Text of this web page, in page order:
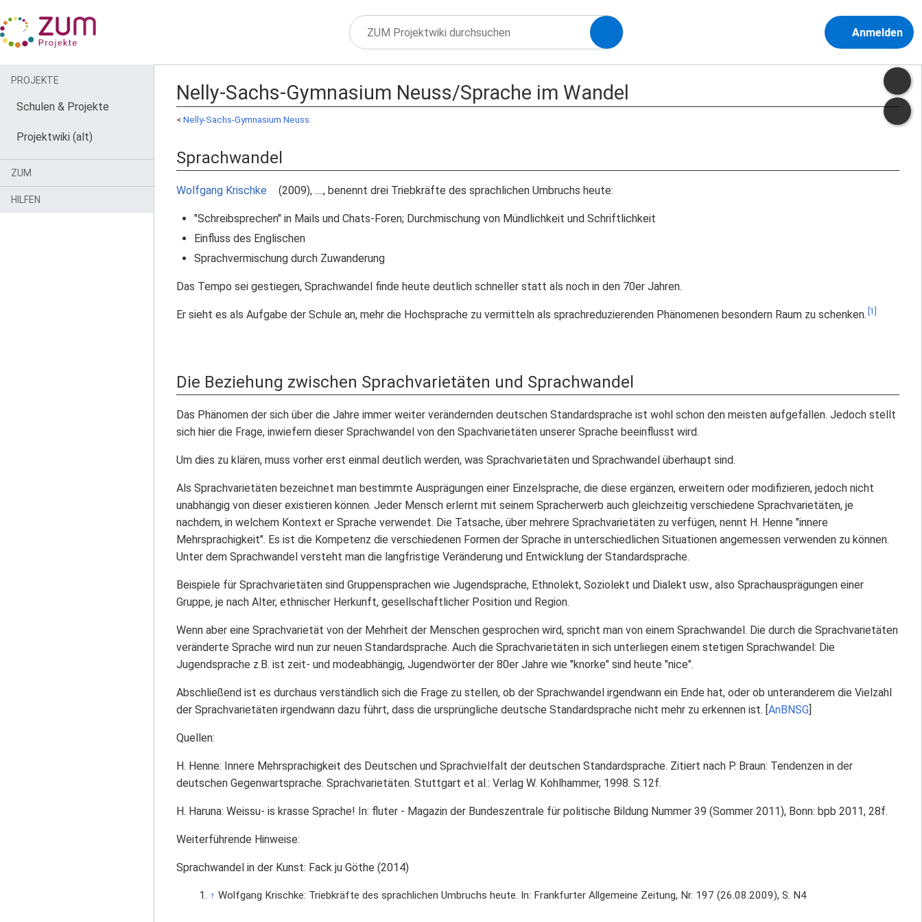
Anmelden
Nelly-Sachs-Gymnasium Neuss/Sprache im Wandel
< Nelly-Sachs-Gymnasium Neuss
Sprachwandel
Wolfgang Krischke (2009), ...., benennt drei Triebkräfte des sprachlichen Umbruchs heute:
"Schreibsprechen" in Mails und Chats-Foren; Durchmischung von Mündlichkeit und Schriftlichkeit
Einfluss des Englischen
Sprachvermischung durch Zuwanderung
Das Tempo sei gestiegen, Sprachwandel finde heute deutlich schneller statt als noch in den 70er Jahren.
Er sieht es als Aufgabe der Schule an, mehr die Hochsprache zu vermitteln als sprachreduzierenden Phänomenen besondern Raum zu schenken. [1]
Die Beziehung zwischen Sprachvarietäten und Sprachwandel
Das Phänomen der sich über die Jahre immer weiter verändernden deutschen Standardsprache ist wohl schon den meisten aufgefallen. Jedoch stellt
sich hier die Frage, inwiefern dieser Sprachwandel von den Spachvarietäten unserer Sprache beeinflusst wird.
Um dies zu klären, muss vorher erst einmal deutlich werden, was Sprachvarietäten und Sprachwandel überhaupt sind.
Als Sprachvarietäten bezeichnet man bestimmte Ausprägungen einer Einzelsprache, die diese ergänzen, erweitern oder modifizieren, jedoch nicht
unabhängig von dieser existieren können. Jeder Mensch erlernt mit seinem Spracherwerb auch gleichzeitig verschiedene Sprachvarietäten, je
nachdem, in welchem Kontext er Sprache verwendet. Die Tatsache, über mehrere Sprachvarietäten zu verfügen, nennt H. Henne "innere
Mehrsprachigkeit". Es ist die Kompetenz die verschiedenen Formen der Sprache in unterschiedlichen Situationen angemessen verwenden zu können.
Unter dem Sprachwandel versteht man die langfristige Veränderung und Entwicklung der Standardsprache.
Beispiele für Sprachvarietäten sind Gruppensprachen wie Jugendsprache, Ethnolekt, Soziolekt und Dialekt usw., also Sprachausprägungen einer
Gruppe, je nach Alter, ethnischer Herkunft, gesellschaftlicher Position und Region.
Wenn aber eine Sprachvarietät von der Mehrheit der Menschen gesprochen wird, spricht man von einem Sprachwandel. Die durch die Sprachvarietäten
veränderte Sprache wird nun zur neuen Standardsprache. Auch die Sprachvarietäten in sich unterliegen einem stetigen Sprachwandel: Die
Jugendsprache z.B. ist zeit- und modeabhängig, Jugendwörter der 80er Jahre wie "knorke" sind heute "nice".
Abschließend ist es durchaus verständlich sich die Frage zu stellen, ob der Sprachwandel irgendwann ein Ende hat, oder ob unteranderem die Vielzahl
der Sprachvarietäten irgendwann dazu führt, dass die ursprüngliche deutsche Standardsprache nicht mehr zu erkennen ist. [ AnBNSG
Quellen:
H. Henne: Innere Mehrsprachigkeit des Deutschen und Sprachvielfalt der deutschen Standardsprache. Zitiert nach P. Braun: Tendenzen in der
deutschen Gegenwartsprache. Sprachvarietäten. Stuttgart et al.: Verlag W. Kohlhammer, 1998. S.12f.
H. Haruna: Weissu- is krasse Sprache! In: fluter - Magazin der Bundeszentrale für politische Bildung Nummer 39 (Sommer 2011), Bonn: bpb 2011, 28f.
Weiterführende Hinweise:
Sprachwandel in der Kunst: Fack ju Göthe (2014)
↑ Wolfgang Krischke: Triebkräfte des sprachlichen Umbruchs heute. In: Frankfurter Allgemeine Zeitung, Nr. 197 (26.08.2009), S. N4
PROJEKTE
Schulen & Projekte
Projektwiki (alt)
ZUM
HILFEN